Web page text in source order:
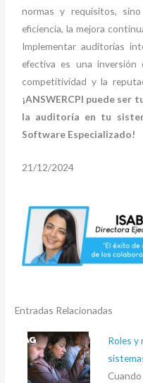
normas y requisitos,
eficiencia, la mejora
Implementar auditorías
efectiva es una inversión
competitividad y la
¡ANSWERCPI puede ser
la auditoría en tu
Software Especializado!
21/12/2024
Entradas Relacionadas
Roles y